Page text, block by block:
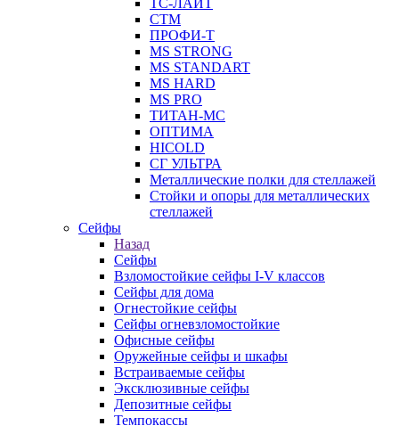
ТС-ЛАЙТ
СТМ
ПРОФИ-Т
MS STRONG
MS STANDART
MS HARD
MS PRO
ТИТАН-МС
ОПТИМА
HICOLD
СГ УЛЬТРА
Металлические полки для стеллажей
Стойки и опоры для металлических
стеллажей
Сейфы
Назад
Сейфы
Взломостойкие сейфы I-V классов
Сейфы для дома
Огнестойкие сейфы
Сейфы огневзломостойкие
Офисные сейфы
Оружейные сейфы и шкафы
Встраиваемые сейфы
Эксклюзивные сейфы
Депозитные сейфы
Темпокассы